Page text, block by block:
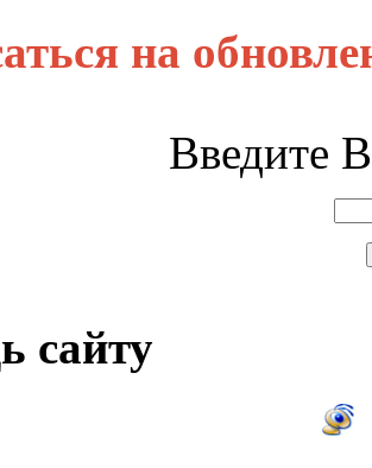
на
Введите
сайту